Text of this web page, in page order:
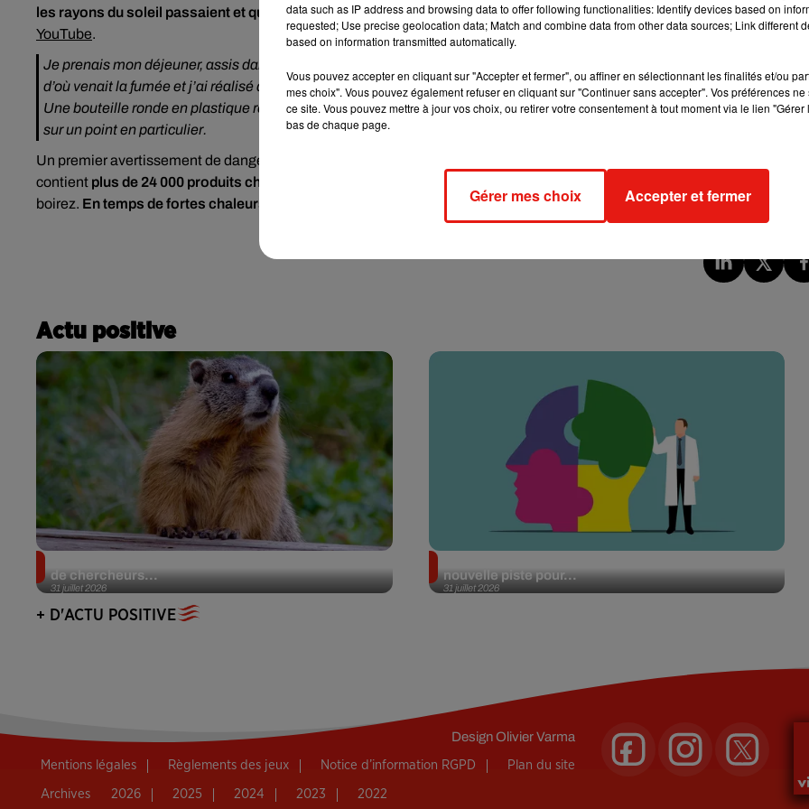
les rayons du soleil passaient et qui s’était transformée en loupe, comme il l’a expliqué dansune vidéo qu’il a postée sur
YouTube.
Je prenais mon déjeuner, assis dans mon camion. J’ai commencé à remarquer de la fumée au coin de mon œil. J’ai
d’où venait la fumée et j’ai réalisé que la lumière venait de la bouteille qui commençait à mettre le feu au siège de la
Une bouteille ronde en plastique remplie d’eau claire agit comme une lentille qui concentre l’énergie des rayons du soleil
sur un point en particulier.
Un premier avertissement de danger, mais la pratique en comporte un deuxième. En effet, le plastique des bouteilles d’eau
contient plus de 24 000 produits chimiques
boirez. En temps de fortes chaleurs, il est donc plutôt recommandé d'utiliser des bouteilles en verre à garder à l’ombre
Actu positive
31 juillet 2026
de chercheurs...
31 juillet 2026
nouvelle piste pour...
+ D'ACTU POSITIVE
DesignOlivier Varma
Mentions légales Règlements des jeux Notice d’information RGPD Plan du site
Archives 2026 2025 2024 2023 2022
data such as IP address and browsing data to offer following functionalities: Identify devices based on
requested; Use precise geolocation data; Match and combine data from other data sources; Link different
based on information transmitted automatically.
Vous pouvez accepter en cliquant sur "Accepter et fermer", ou affiner en sélectionnant les finalités et/ou
mes choix". Vous pouvez également refuser en cliquant sur "Continuer sans accepter". Vos préférences
ce site. Vous pouvez mettre à jour vos choix, ou retirer votre consentement à tout moment via le lien
bas de chaque page.
Gérer mes choix Accepter et fermer